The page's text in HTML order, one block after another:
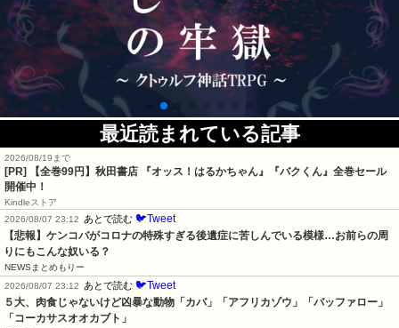
最近読まれている記事
2026/08/19まで
[PR]
【全巻99円】秋田書店 『オッス！はるかちゃん』『バクくん』全巻セール
開催中！
Kindleストア
2026/08/07 23:12
あとで読む 🐦Tweet
【悲報】ケンコバがコロナの特殊すぎる後遺症に苦しんでいる模様…お前らの周
りにもこんな奴いる？
NEWSまとめもりー
2026/08/07 23:12
あとで読む 🐦Tweet
５大、肉食じゃないけど凶暴な動物「カバ」「アフリカゾウ」「バッファロー」
「コーカサスオオカブト」